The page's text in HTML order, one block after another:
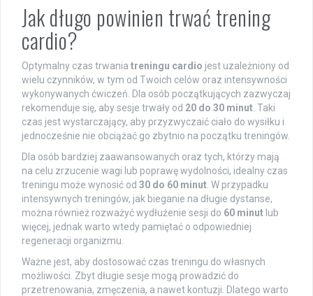
Jak długo powinien trwać trening
cardio?
Optymalny czas trwania treningu cardio jest uzależniony od
wielu czynników, w tym od Twoich celów oraz intensywności
wykonywanych ćwiczeń. Dla osób początkujących zazwyczaj
rekomenduje się, aby sesje trwały od 20 do 30 minut . Taki
czas jest wystarczający, aby przyzwyczaić ciało do wysiłku i
jednocześnie nie obciążać go zbytnio na początku treningów.
Dla osób bardziej zaawansowanych oraz tych, którzy mają
na celu zrzucenie wagi lub poprawę wydolności, idealny czas
treningu może wynosić od 30 do 60 minut . W przypadku
intensywnych treningów, jak bieganie na długie dystanse,
można również rozważyć wydłużenie sesji do 60 minut lub
więcej, jednak warto wtedy pamiętać o odpowiedniej
regeneracji organizmu.
Ważne jest, aby dostosować czas treningu do własnych
możliwości. Zbyt długie sesje mogą prowadzić do
przetrenowania, zmęczenia, a nawet kontuzji. Dlatego warto